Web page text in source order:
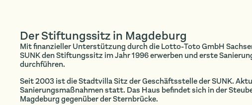
Der Stiftungssitz in Magdeburg
Mit finanzieller Unterstützung durch die Lotto-Toto GmbH
SUNK den Stiftungssitz im Jahr 1996 erwerben und erste
durchführen.
Seit 2003 ist die Stadtvilla Sitz der Geschäftsstelle der SUNK.
Sanierungsmaßnahmen statt. Das Haus befindet sich in der
Magdeburg gegenüber der Sternbrücke.